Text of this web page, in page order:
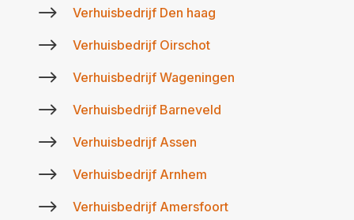
$ Verhuisbedrijf Den haag
$ Verhuisbedrijf Oirschot
$ Verhuisbedrijf Wageningen
$ Verhuisbedrijf Barneveld
$ Verhuisbedrijf Assen
$ Verhuisbedrijf Arnhem
$ Verhuisbedrijf Amersfoort